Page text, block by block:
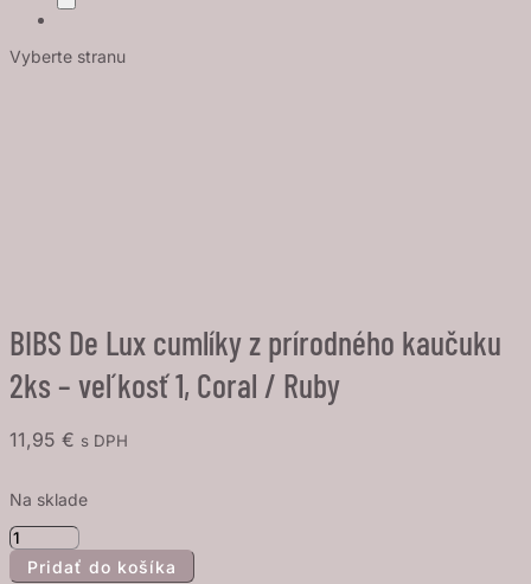
Vyberte stranu
BIBS De Lux cumlíky z prírodného kaučuku
2ks – veľkosť 1, Coral / Ruby
11,95 € s DPH
Na sklade
množstvo
BIBS
Pridať do košíka